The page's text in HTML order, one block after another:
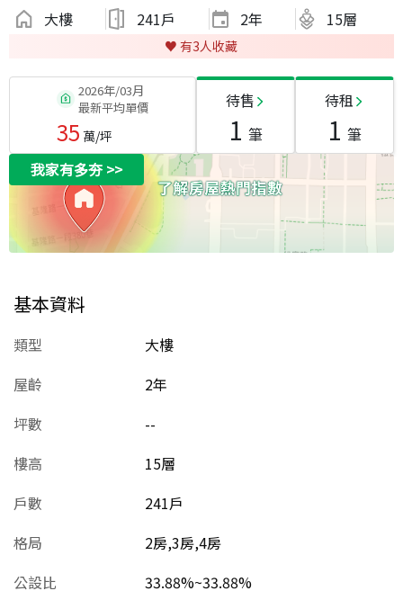
大樓 241戶 2年 15層
♥️ 有3人收藏
2026年/03月
最新平均單價
35 萬/坪
待售
1 筆
待租
1 筆
我家有多夯>>
基本資料
類型
大樓
屋齡
2年
坪數
--
樓高
15層
戶數
241戶
格局
2房,3房,4房
公設比
33.88%~33.88%